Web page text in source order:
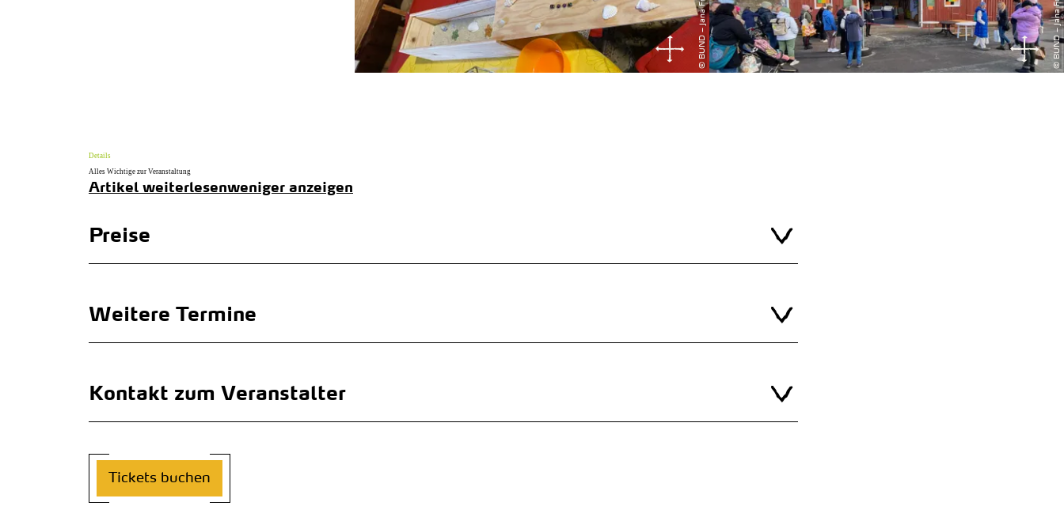
© BUND – Jana Frädrich
© BUND – Jana Frädrich
Details
Alles Wichtige zur Veranstaltung
Artikel weiterlesenweniger anzeigen
Preise
Weitere Termine
Kontakt zum Veranstalter
Tickets buchen